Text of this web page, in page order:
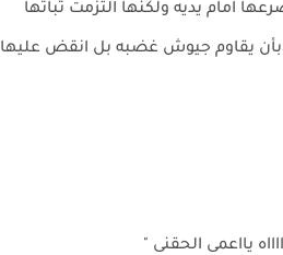
امام يديه ولكنها التزمت ثباتها
يقاوم جيوش غضبه بل انقض عليها
يااعمى الحقنى "